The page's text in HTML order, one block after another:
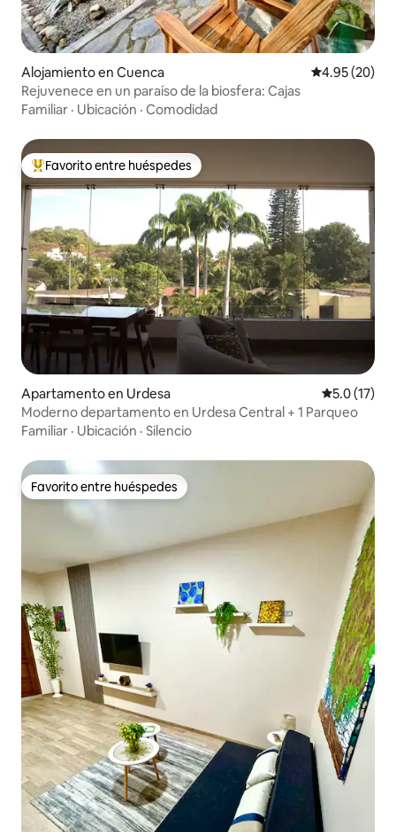
Alojamiento en Cuenca Calificación
4.95 (20)
Rejuvenece en un paraíso de la biosfera: Cajas
Familiar · Ubicación · Comodidad
Favorito entre huéspedes preferido
Favorito entre huéspedes
Apartamento en Urdesa Calificación
5.0 (17)
Moderno departamento en Urdesa Central + 1 Parqueo
Familiar · Ubicación · Silencio
Favorito entre huéspedes
Favorito entre huéspedes